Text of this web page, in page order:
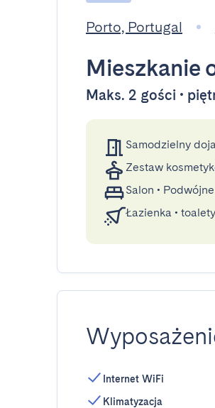
Porto, Portugal
Mieszkanie
Maks. 2 gości •
Samodzielny
Zestaw
Salon •
Łazienka •
Internet WiFi
Klimatyzacja